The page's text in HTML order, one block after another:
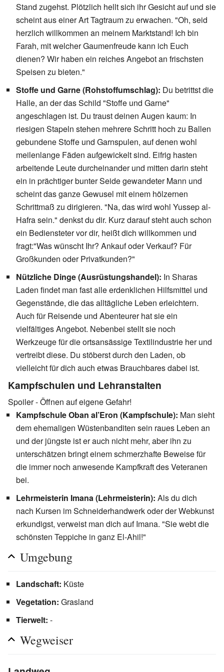
Stand zugehst. Plötzlich hellt sich ihr Gesicht auf und sie
scheint aus einer Art Tagtraum zu erwachen. "Oh, seid
herzlich willkommen an meinem Marktstand! Ich bin
Farah, mit welcher Gaumenfreude kann ich Euch
dienen? Wir haben ein reiches Angebot an frischsten
Speisen zu bieten."
Stoffe und Garne (Rohstoffumschlag): Du betrittst die
Halle, an der das Schild "Stoffe und Garne"
angeschlagen ist. Du traust deinen Augen kaum: In
riesigen Stapeln stehen mehrere Schritt hoch zu Ballen
gebundene Stoffe und Garnspulen, auf denen wohl
meilenlange Fäden aufgewickelt sind. Eifrig hasten
arbeitende Leute durcheinander und mitten darin steht
ein in prächtiger bunter Seide gewandeter Mann und
scheint das ganze Gewusel mit einem hölzernen
Schrittmaß zu dirigieren. "Na, das wird wohl Yussep al-
Hafra sein." denkst du dir. Kurz darauf steht auch schon
ein Bediensteter vor dir, heißt dich willkommen und
fragt:"Was wünscht Ihr? Ankauf oder Verkauf? Für
Großkunden oder Privatkunden?"
Nützliche Dinge (Ausrüstungshandel): In Sharas
Laden findet man fast alle erdenklichen Hilfsmittel und
Gegenstände, die das alltägliche Leben erleichtern.
Auch für Reisende und Abenteurer hat sie ein
vielfältiges Angebot. Nebenbei stellt sie noch
Werkzeuge für die ortsansässige Textilindustrie her und
vertreibt diese. Du stöberst durch den Laden, ob
vielleicht für dich auch etwas Brauchbares dabei ist.
Kampfschulen und Lehranstalten
Spoiler - Öffnen auf eigene Gefahr!
Kampfschule Oban al’Eron (Kampfschule): Man sieht
dem ehemaligen Wüstenbanditen sein raues Leben an
und der jüngste ist er auch nicht mehr, aber ihn zu
unterschätzen bringt einem schmerzhafte Beweise für
die immer noch anwesende Kampfkraft des Veteranen
bei.
Lehrmeisterin Imana (Lehrmeisterin): Als du dich
nach Kursen im Schneiderhandwerk oder der Webkunst
erkundigst, verweist man dich auf Imana. "Sie webt die
schönsten Teppiche in ganz El-Ahil!"
Umgebung
Landschaft: Küste
Vegetation: Grasland
Tierwelt: -
Wegweiser